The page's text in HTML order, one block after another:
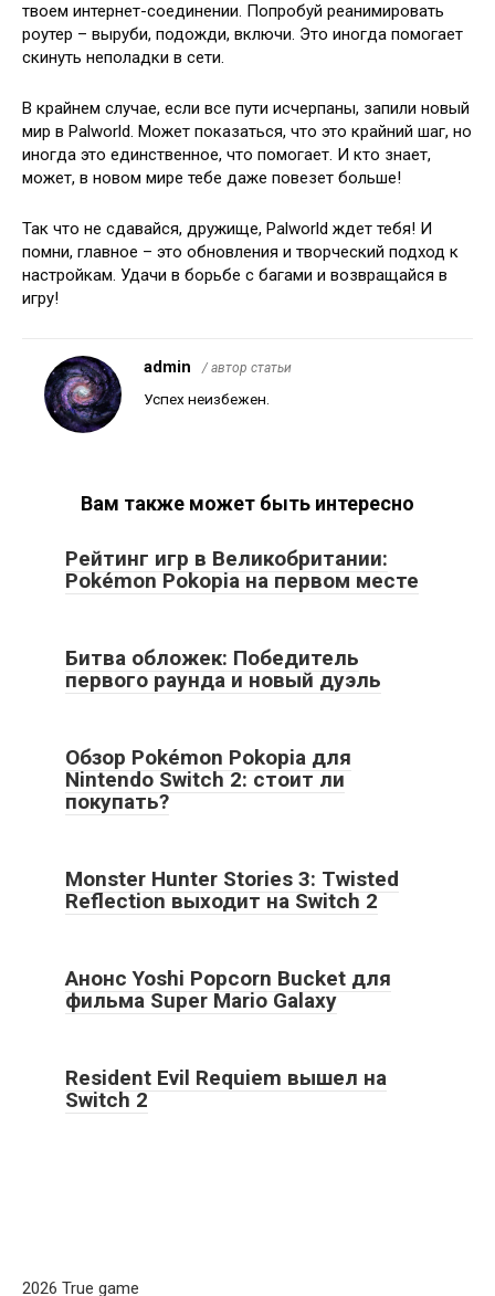
твоем интернет-соединении. Попробуй реанимировать
роутер – выруби, подожди, включи. Это иногда помогает
скинуть неполадки в сети.
В крайнем случае, если все пути исчерпаны, запили новый
мир в Palworld. Может показаться, что это крайний шаг, но
иногда это единственное, что помогает. И кто знает,
может, в новом мире тебе даже повезет больше!
Так что не сдавайся, дружище, Palworld ждет тебя! И
помни, главное – это обновления и творческий подход к
настройкам. Удачи в борьбе с багами и возвращайся в
игру!
admin / автор статьи
Успех неизбежен.
Вам также может быть интересно
Рейтинг игр в Великобритании:
Pokémon Pokopia на первом месте
Битва обложек: Победитель
первого раунда и новый дуэль
Обзор Pokémon Pokopia для
Nintendo Switch 2: стоит ли
покупать?
Monster Hunter Stories 3: Twisted
Reflection выходит на Switch 2
Анонс Yoshi Popcorn Bucket для
фильма Super Mario Galaxy
Resident Evil Requiem вышел на
Switch 2
2026 True game